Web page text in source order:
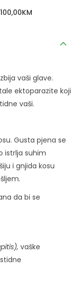
vaši glave.
ektoparazite koji
vaši.
Gusta pjena se
istrlja suhim
i gnjida kosu
da bi se
vaške
stidne